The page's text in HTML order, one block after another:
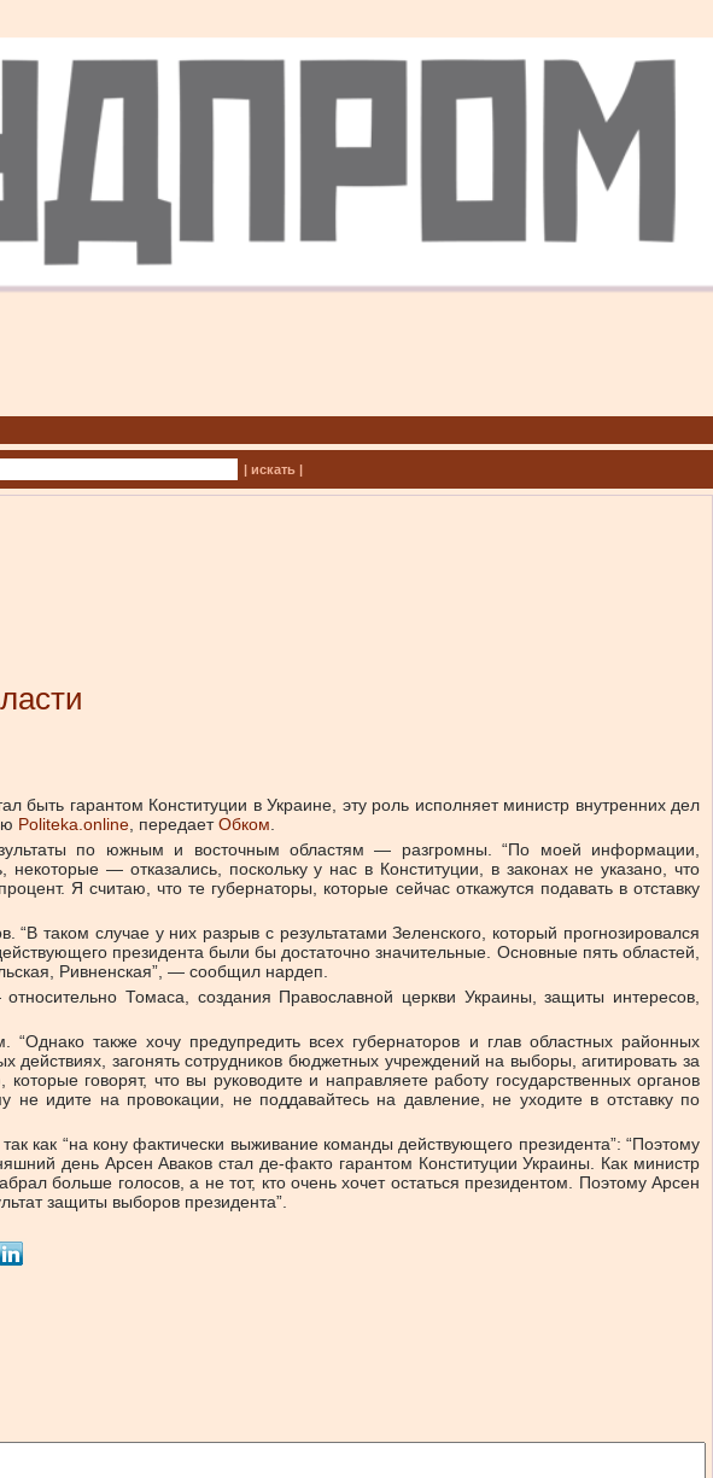
| искать |
гарантом Конституции в Украине, эту роль исполняет министр внутренних дел
Politeka.online , передаетОбком
по южным и восточным областям — разгромны. “По моей информации,
— отказались, поскольку у нас в Конституции, в законах не указано, что
Я считаю, что те губернаторы, которые сейчас откажутся подавать в отставку
таком случае у них разрыв с результатами Зеленского, который прогнозировался
президента были бы достаточно значительные. Основные пять областей,
Ривненская”, — сообщил нардеп.
Томаса, создания Православной церкви Украины, защиты интересов,
также хочу предупредить всех губернаторов и глав областных районных
действиях, загонять сотрудников бюджетных учреждений на выборы, агитировать за
говорят, что вы руководите и направляете работу государственных органов
идите на провокации, не поддавайтесь на давление, не уходите в отставку по
как “на кону фактически выживание команды действующего президента”: “Поэтому
день Арсен Аваков стал де-факто гарантом Конституции Украины. Как министр
больше голосов, а не тот, кто очень хочет остаться президентом. Поэтому Арсен
защиты выборов президента”.